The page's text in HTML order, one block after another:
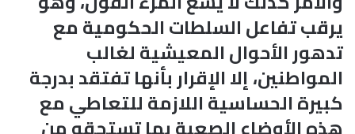
يرقب تفاعل السلطات الحكومية مع
تدهور الأحوال المعيشية لغالب
المواطنين، إلا الإقرار بأنها تفتقد بدرجة
كبيرة الحساسية اللازمة للتعاطي مع